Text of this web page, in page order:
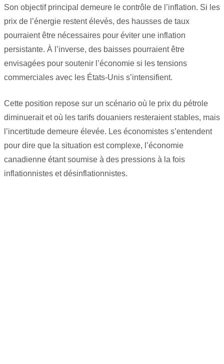
Son objectif principal demeure le contrôle de l’inflation. Si les
prix de l’énergie restent élevés, des hausses de taux
pourraient être nécessaires pour éviter une inflation
persistante. À l’inverse, des baisses pourraient être
envisagées pour soutenir l’économie si les tensions
commerciales avec les États-Unis s’intensifient.
Cette position repose sur un scénario où le prix du pétrole
diminuerait et où les tarifs douaniers resteraient stables, mais
l’incertitude demeure élevée. Les économistes s’entendent
pour dire que la situation est complexe, l’économie
canadienne étant soumise à des pressions à la fois
inflationnistes et désinflationnistes.